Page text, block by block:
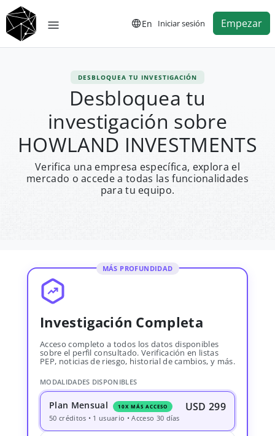
En Iniciar sesión Empezar
DESBLOQUEA TU INVESTIGACIÓN
Desbloquea tu
investigación sobre
HOWLAND INVESTMENTS
Verifica una empresa específica, explora el
mercado o accede a todas las funcionalidades
para tu equipo.
MÁS PROFUNDIDAD
Investigación Completa
Acceso completo a todos los datos disponibles
sobre el perfil consultado. Verificación en listas
PEP, noticias de riesgo, historial de cambios, y más.
MODALIDADES DISPONIBLES
Plan Mensual 10X MÁS ACCESO USD 299
50 créditos • 1 usuario • Acceso 30 días